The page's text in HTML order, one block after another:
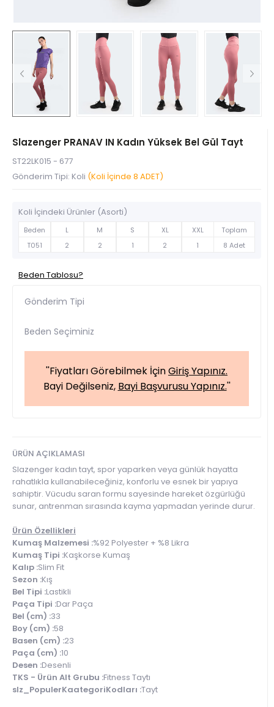
Slazenger PRANAV IN Kadın Yüksek Bel Gül Tayt
ST22LK015 - 677
Gönderim Tipi: Koli (Koli İçinde 8 ADET)
Koli İçindeki Ürünler (Asorti)
Beden L M S XL XXL
Toplam
T051
2 2 1 2 1 8 Adet
Beden Tablosu?
Gönderim Tipi
Beden Seçiminiz
''Fiyatları Görebilmek İçinGiriş Yapınız.
Bayi Değilseniz, Bayi Başvurusu Yapınız.''
ÜRÜN AÇIKLAMASI
Slazenger kadın tayt, spor yaparken veya günlük hayatta
rahatlıkla kullanabileceğiniz, konforlu ve esnek bir yapıya
sahiptir. Vücudu saran formu sayesinde hareket özgürlüğü
sunar, antrenman sırasında kayma yapmadan yerinde durur.
Ürün Özellikleri
Kumaş Malzemesi :%92 Polyester + %8 Likra
Kumaş Tipi :Kaşkorse Kumaş
Kalıp :Slim Fit
Sezon :Kış
Bel Tipi :Lastikli
Paça Tipi :Dar Paça
Bel (cm) :33
Boy (cm) :58
Basen (cm) :23
Paça (cm) :10
Desen :Desenli
TKS - Ürün Alt Grubu :Fitness Taytı
slz_PopulerKaategoriKodları :Tayt